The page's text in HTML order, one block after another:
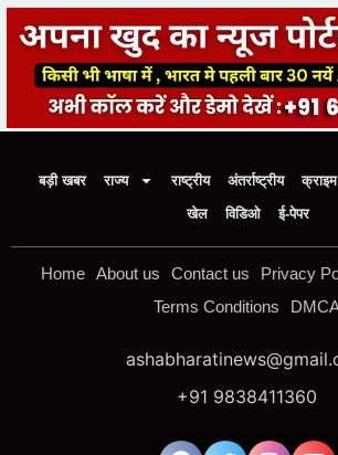
बड़ी खबर राज्य राष्ट्रीय अंतर्राष्ट्रीय क्राइम
खेल
विडिओ ई-पेपर
Home About us Contact us Privacy
Terms Conditions
+91 9838411360